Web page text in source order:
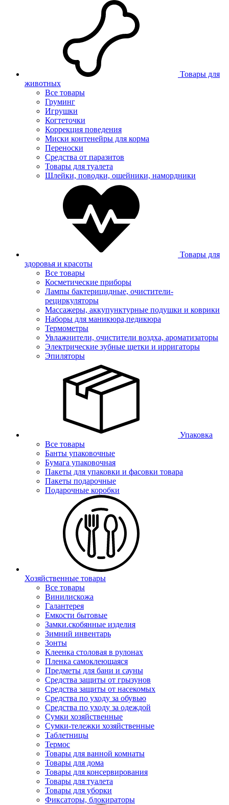
Товары для
животных
Все товары
Груминг
Игрушки
Когтеточки
Коррекция поведения
Миски контенейры для корма
Переноски
Средства от паразитов
Товары для туалета
Шлейки, поводки, ошейники, намордники
Товары для
здоровья и красоты
Все товары
Косметические приборы
Лампы бактерицидные, очистители-
рециркуляторы
Массажеры, аккупунктурные подушки и коврики
Наборы для маникюра,педикюра
Термометры
Увлажнители, очистители воздха, ароматизаторы
Электрические зубные щетки и ирригаторы
Эпиляторы
Упаковка
Все товары
Банты упаковочные
Бумага упаковочная
Пакеты для упаковки и фасовки товара
Пакеты подарочные
Подарочные коробки
Хозяйственные товары
Все товары
Винилискожа
Галантерея
Емкости бытовые
Замки.скобянные изделия
Зимний инвентарь
Зонты
Клеенка столовая в рулонах
Пленка самоклеющаяся
Предметы для бани и сауны
Средства защиты от грызунов
Средства защиты от насекомых
Средства по уходу за обувью
Средства по уходу за одеждой
Сумки хозяйственные
Сумки-тележки хозяйственные
Таблетницы
Термос
Товары для ванной комнаты
Товары для дома
Товары для консервирования
Товары для туалета
Товары для уборки
Фиксаторы, блокираторы